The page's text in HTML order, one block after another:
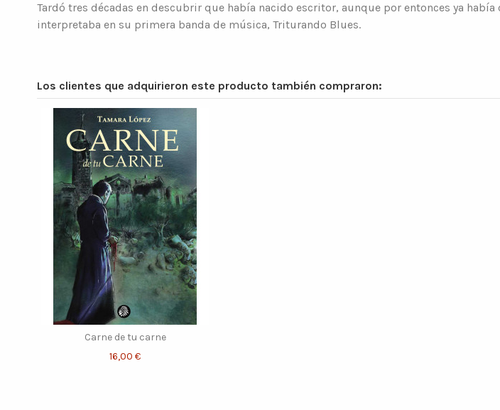
Tardó tres décadas en descubrir que había nacido escritor, aunque por entonces ya
interpretaba en su primera banda de música, Triturando Blues.
Los clientes que adquirieron este producto también compraron:
Carne de tu carne
16,00 €